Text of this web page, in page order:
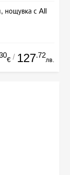
нощувка с All
€ / 127.72
лв.